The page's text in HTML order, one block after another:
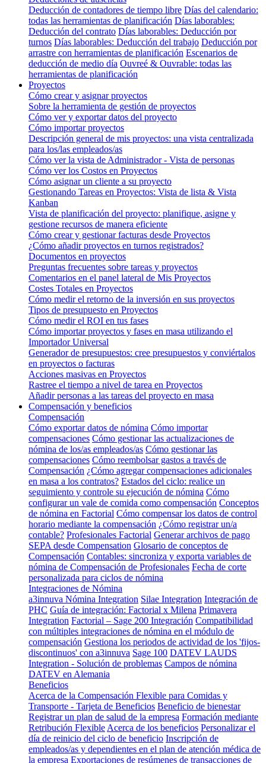
Deducción de contadores de tiempo libre Días del calendario:
todas las herramientas de planificación Días laborables:
Deducción del contrato Días laborables: Deducción por
turnos Días laborables: Deducción del trabajo Deducción por
arrastre con herramientas de planificación Escenarios de
deducción de medio día Ouvreé & Ouvrable: todas las
herramientas de planificación
Proyectos
Cómo crear y asignar proyectos
Sobre la herramienta de gestión de proyectos
Cómo ver y exportar datos del proyecto
Cómo importar proyectos
Descripción general de mis proyectos: una vista centralizada
para los/las empleados/as
Cómo ver la vista de Administrador - Vista de personas
Cómo ver los Costos en Proyectos
Cómo asignar un cliente a su proyecto
Gestionando Tareas en Proyectos: Vista de lista & Vista
Kanban
Vista de planificación del proyecto: planifique, asigne y
gestione recursos de manera eficiente
Cómo crear y gestionar facturas desde Proyectos
¿Cómo añadir proyectos en turnos registrados?
Documentos en proyectos
Preguntas frecuentes sobre tareas y proyectos
Comentarios en el panel lateral de Mis Proyectos
Costes Totales en Proyectos
Cómo medir el retorno de la inversión en sus proyectos
Tipos de presupuesto en Proyectos
Cómo medir el ROI en tus fases
Cómo importar proyectos y fases en masa utilizando el
Importador Universal
Generador de presupuestos: cree presupuestos y conviértalos
en proyectos o facturas
Acciones masivas en Proyectos
Rastree el tiempo a nivel de tarea en Proyectos
Añadir personas a las tareas del proyecto en masa
Compensación y beneficios
Compensación
Cómo exportar datos de nómina Cómo importar
compensaciones Cómo gestionar las actualizaciones de
nómina de los/as empleados/as Cómo gestionar las
compensaciones Cómo reembolsar gastos a través de
Compensación ¿Cómo agregar compensaciones adicionales
en masa a los contratos? Estados del ciclo: realice un
seguimiento y controle su ejecución de nómina Cómo
configurar un vale de comida como compensación Conceptos
de nómina en Factorial Cómo compensar los datos de control
horario mediante la compensación ¿Cómo registrar un/a
contable? Profesionales Factorial Generar archivos de pago
SEPA desde Compensation Glosario de conceptos de
Compensación Contables: sincroniza y exporta variables de
nómina de Compensación de Profesionales Fecha de corte
personalizada para ciclos de nómina
Integraciones de Nómina
a3innuva Nómina Integration Silae Integration Integración de
PHC Guía de integración: Factorial x Milena Primavera
Integration Factorial – Sage 200 Integración Compatibilidad
con múltiples integraciones de nómina en el módulo de
compensación Gestiona los periodos de actividad de los 'fijos-
discontinuos' con a3innuva Sage 100 DATEV LAUDS
Integration - Solución de problemas Campos de nómina
DATEV en Alemania
Beneficios
Acerca de la Compensación Flexible para Comidas y
Transporte - Tarjeta de Beneficios Beneficio de bienestar
Registrar un plan de salud de la empresa Formación mediante
Retribución Flexible Acerca de los beneficios Personalizar el
día de reinicio del ciclo de beneficio Inscripción de
empleados/as y dependientes en el plan de atención médica de
la empresa Exportaciones de resúmenes de transacciones de